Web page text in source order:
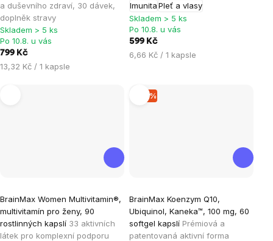
a duševního zdraví, 30 dávek,
doplněk stravy
4,7
z
5
hvězdiček.
Skladem > 5 ks
Po 10.8. u vás
799 Kč
Měrná
13,32 Kč / 1 kapsle
ImunitaPleť a vlasy
4,9
z
5
hvězdiček.
Skladem > 5 ks
Po 10.8. u vás
599 Kč
Měrná
6,66 Kč / 1 kapsle
BrainMax Women Multivitamin®,
multivitamín pro ženy, 90
rostlinných kapslí 33 aktivních
látek pro komplexní podporu
hodnocení
produktu
je
–15 %
BrainMax Koenzym Q10,
Ubiquinol, Kaneka™, 100 mg, 60
softgel kapslí Prémiová a
patentovaná aktivní forma
hodnocení
produktu
je